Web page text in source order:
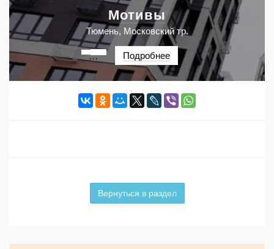
Мотивы
Тюмень, Московский тр.
··· Подробнее
Вернуться в раздел